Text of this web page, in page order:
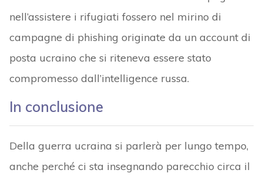
nell’assistere i rifugiati fossero nel mirino di
campagne di phishing originate da un account di
posta ucraino che si riteneva essere stato
compromesso dall’intelligence russa.
In conclusione
Della guerra ucraina si parlerà per lungo tempo,
anche perché ci sta insegnando parecchio circa il